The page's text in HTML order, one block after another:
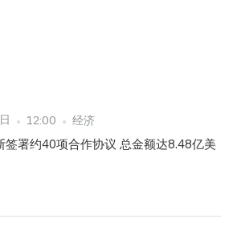
12:00 经济
签署约40项合作协议 总金额达8.48亿美